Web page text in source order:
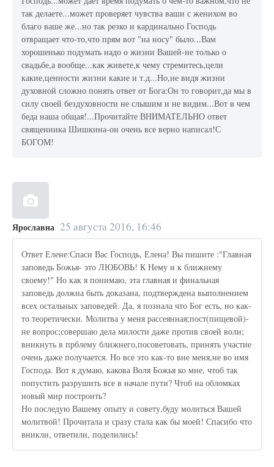
так делаете...может проверяет чувства ваши с женихом во
благо ваше же...но так резко и кардинально Господь
отвращает что-то,что прям вот "на носу" было...Вам
хорошенько подумать надо о жизни Вашей-не только о
свадьбе,а вообще...как живете,к чему стремитесь,цели
какие,ценности жизни какие и т.д...Но,не видя жизни
духовной сложно понять ответ от Бога:Он то говорит,да мы в
силу своей бездуховности не слышим и не видим...Вот в чем
беда наша общая!...Прочитайте ВНИМАТЕЛЬНО ответ
священника Шишкина-он очень все верно написал!С
БОГОМ!
Ярославна 25 августа 2016, 16:46
Ответ Елене:Спаси Вас Господь, Елена! Вы пишите :"Главная
заповедь Божья- это ЛЮБОВЬ! К Нему и к ближнему
своему!" Но как я понимаю, эта главная и финальная
заповедь должна быть доказана, подтверждена выполнением
всех остальных заповедей. Да, я познала что Бог есть, но как-
то теоретически. Молитва у меня рассеянная;пост(пищевой)-
не вопрос;совершаю дела милости даже против своей воли;
вникнуть в прблему ближнего,посоветовать, принять участие
очень даже получается. Но все это как-то вне меня,не во имя
Господа. Вот я думаю, какова Воля Божья ко мне, чтоб так
попустить разрушить все в начале пути? Чтоб на обломках
новый мир построить?
Но последую Вашему опыту и совету,буду молиться Вашей
молитвой! Прочитала и сразу стала как бы моей! Спасибо что
вникли, ответили, поделились!